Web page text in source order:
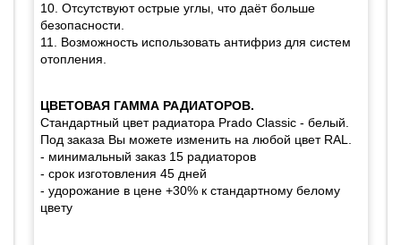
10. Отсутствуют острые углы, что даёт больше
безопасности.
11. Возможность использовать антифриз для систем
отопления.
ЦВЕТОВАЯ ГАММА РАДИАТОРОВ.
Стандартный цвет радиатора Prado Classic - белый.
Под заказа Вы можете изменить на любой цвет RAL.
- минимальный заказ 15 радиаторов
- срок изготовления 45 дней
- удорожание в цене +30% к стандартному белому
цвету